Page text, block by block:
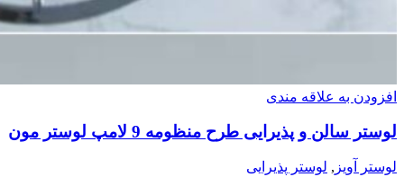
افزودن به علاقه مندی
لوستر سالن و پذیرایی طرح منظومه 9 لامپ لوستر مون
لوستر آویز , لوستر پذیرایی